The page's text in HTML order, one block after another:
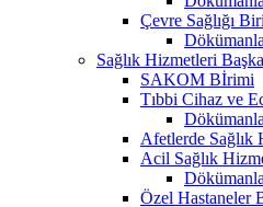
Çevre Sağlığı
Sağlık Hizmetleri
SAKOM Bİrimi
Tıbbi Cihaz ve
Afetlerde
Acil Sağlık
Özel Hastaneler